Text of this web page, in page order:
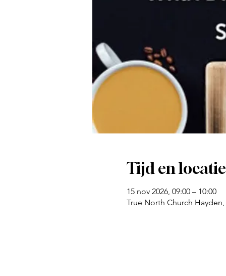
Tijd en locatie
15 nov 2026, 09:00 – 10:00
True North Church